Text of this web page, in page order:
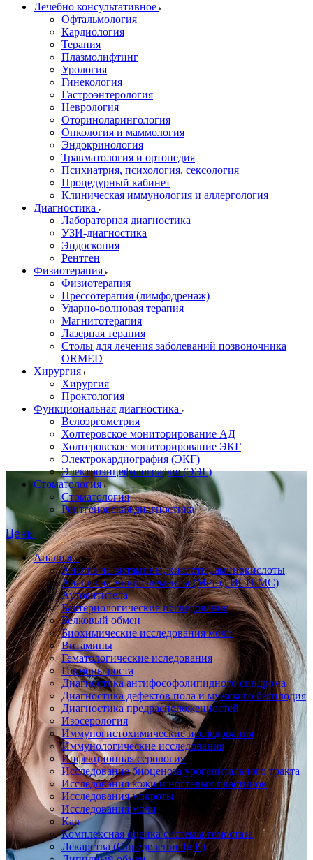
Лечебно консультативное
Офтальмология
Кардиология
Терапия
Плазмолифтинг
Урология
Гинекология
Гастроэнтерология
Неврология
Оториноларингология
Онкология и маммология
Эндокринология
Травматология и ортопедия
Психиатрия, психология, сексология
Процедурный кабинет
Клиническая иммунология и аллергология
Диагностика
Лабораторная диагностика
УЗИ-диагностика
Эндоскопия
Рентген
Физиотерапия
Физиотерапия
Прессотерапия (лимфодренаж)
Ударно-волновая терапия
Магнитотерапия
Лазерная терапия
Столы для лечения заболеваний позвоночника
ORMED
Хирургия
Хирургия
Проктология
Функциональная диагностика
Велоэргометрия
Холтеровское мониторирование АД
Холтеровское мониторирование ЭКГ
Электрокардиография (ЭКГ)
Электроэнцефалография (ЭЭГ)
Стоматология
Стоматология
Рентгеновская диагностика
Цены
Анализы
Анализ на витамины, кислоты, аминокислоты
Анализ на микроэлементы (Метод ИСП-МС)
Аутоантитела
Бактериологические исследования
Белковый обмен
Биохимические исследования мочи
Витамины
Гематологические иследования
Гормоны роста
Диагностика антифософолипидного синдрома
Диагностика дефектов пола и мужского бесплодия
Диагностика предрасположенностей
Изосерология
Иммуногистохимические исследования
Иммунологические исследования
Инфекционная серология
Исследование биоценоза урогенитального тракта
Исследования кожи и ногтевых пластинок
Исследования мокроты
Исследования мочи
Кал
Комплексная оценка системы гемостаза
Лекарства (Определение Ig E)